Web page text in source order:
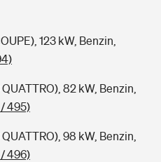
123 kW, Benzin,
82 kW, Benzin,
495)
98 kW, Benzin,
496)